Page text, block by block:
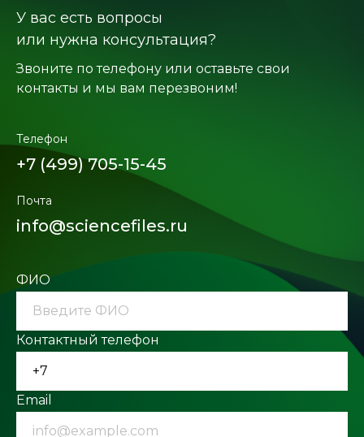
У вас есть вопросы
или нужна консультация?
Звоните по телефону или оставьте свои
контакты и мы вам перезвоним!
Телефон
+7 (499) 705-15-45
Почта
info@sciencefiles.ru
ФИО
Контактный телефон
Email